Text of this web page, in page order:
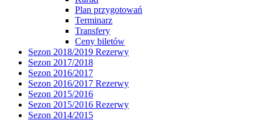
Plan przygotowań
Terminarz
Transfery
Ceny biletów
Sezon 2018/2019 Rezerwy
Sezon 2017/2018
Sezon 2016/2017
Sezon 2016/2017 Rezerwy
Sezon 2015/2016
Sezon 2015/2016 Rezerwy
Sezon 2014/2015